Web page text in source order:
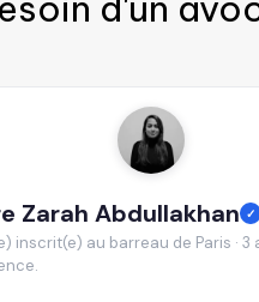
Zarah Abdullakhan ✓
inscrit(e) au barreau de Paris · 3